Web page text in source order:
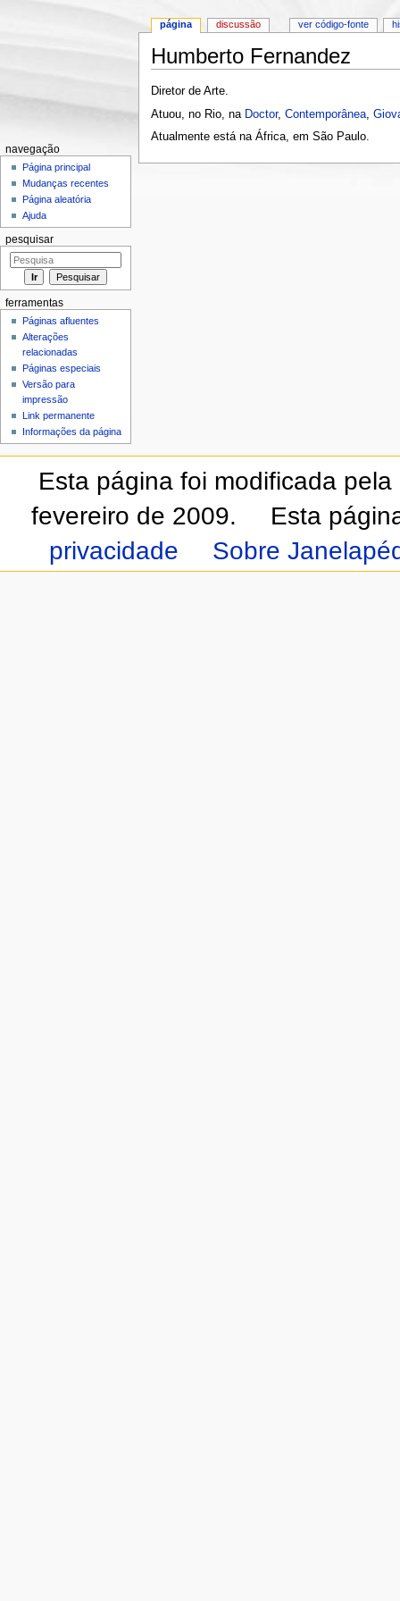
Humberto Fernandez
Diretor de Arte.
Atuou, no Rio, na Doctor, Contemporânea,
Atualmente está na África, em São Paulo.
página discussão ver código-fonte
navegação
Página principal
Mudanças recentes
Página aleatória
Ajuda
pesquisar
ferramentas
Páginas afluentes
Alterações
relacionadas
Páginas especiais
Versão para
impressão
Link permanente
Informações da página
Esta página foi modificada
fevereiro de 2009.
Esta
privacidade
Sobre